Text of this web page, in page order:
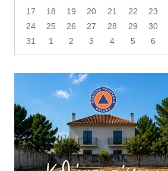
17
18 19 20 21 22
23
24
25 26 27 28 29
30
31
1 2 3 4 5 6